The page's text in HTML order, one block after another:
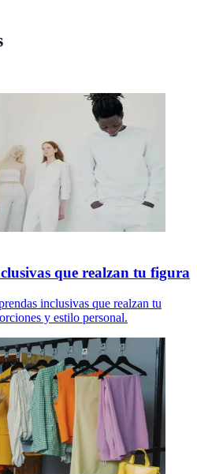
que realzan tu figura
inclusivas que realzan tu
y estilo personal.